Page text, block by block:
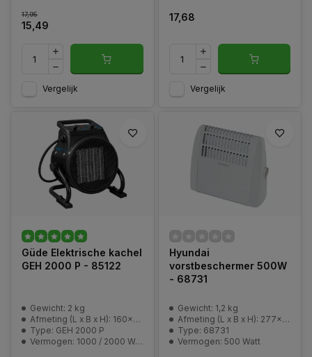
17,95
15,49
Vergelijk
17,68
Vergelijk
Güde Elektrische kachel
GEH 2000 P - 85122
Gewicht: 2 kg
Afmeting (L x B x H): 160x210x217 mm
Type: GEH 2000 P
Vermogen: 1000 / 2000 Watt
Hyundai
vorstbeschermer 500W
- 68731
Gewicht: 1,2 kg
Afmeting (L x B x H): 277x105x245 mm
Type: 68731
Vermogen: 500 Watt